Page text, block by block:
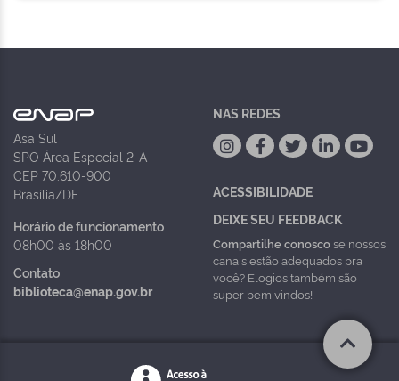
Asa Sul
SPO Área Especial 2-A
CEP 70.610-900
Brasília/DF
Horário de funcionamento
08h00 às 18h00
Contato
biblioteca@enap.gov.br
NAS REDES
ACESSIBILIDADE
DEIXE SEU FEEDBACK
Compartilhe conoscose nossos
canais estão adequados pra
você? Elogios também são
super bem vindos!